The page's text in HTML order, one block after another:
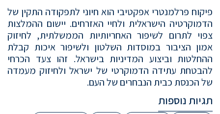
פיקוח פרלמנטרי אפקטיבי הוא חיוני לתפקודה התקין של
הדמוקרטיה הישראלית ולחיי האזרחים. יישום ההמלצות
צפוי לתרום לשיפור האחריותיות הממשלתית, לחיזוק
אמון הציבור במוסדות השלטון ולשיפור איכות קבלת
ההחלטות וביצוע המדיניות בישראל. זהו צעד הכרחי
להבטחת עתידה הדמוקרטי של ישראל ולחיזוק מעמדה
של הכנסת כבית הנבחרים של העם.
תגיות נוספות